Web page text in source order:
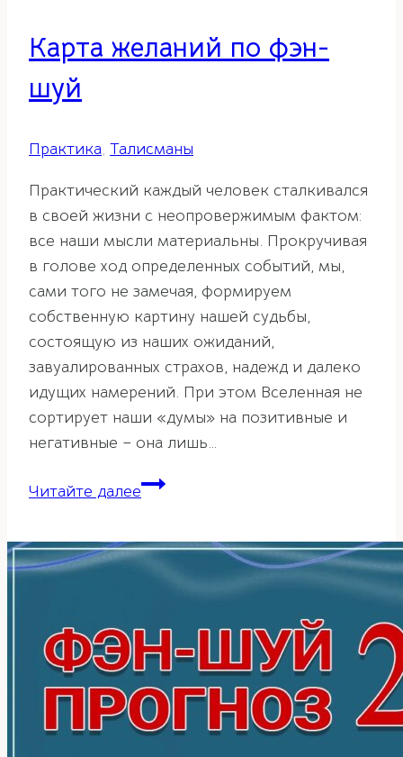
Карта желаний по фэн-
шуй
Практика, Талисманы
Практический каждый человек сталкивался
в своей жизни с неопровержимым фактом:
все наши мысли материальны. Прокручивая
в голове ход определенных событий, мы,
сами того не замечая, формируем
собственную картину нашей судьбы,
состоящую из наших ожиданий,
завуалированных страхов, надежд и далеко
идущих намерений. При этом Вселенная не
сортирует наши «думы» на позитивные и
негативные – она лишь…
Читайте далееКарта
фэн-